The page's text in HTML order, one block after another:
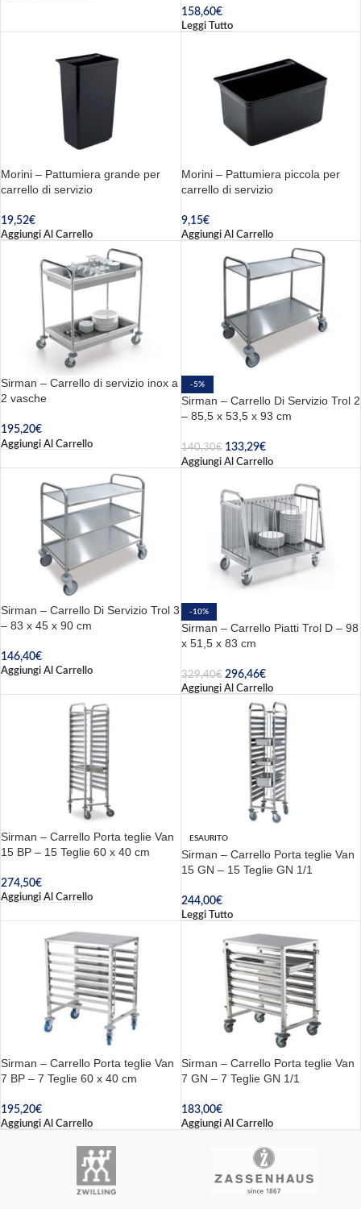
158,60€
Leggi Tutto
Morini – Pattumiera grande per
carrello di servizio
19,52€
Aggiungi Al Carrello
Morini – Pattumiera piccola per
carrello di servizio
9,15€
Aggiungi Al Carrello
Sirman – Carrello di servizio inox a
2 vasche
195,20€
Aggiungi Al Carrello
-5%
Sirman – Carrello Di Servizio Trol 2
– 85,5 x 53,5 x 93 cm
140,30€ 133,29€
Aggiungi Al Carrello
Sirman – Carrello Di Servizio Trol 3
– 83 x 45 x 90 cm
146,40€
Aggiungi Al Carrello
-10%
Sirman – Carrello Piatti Trol D – 98
x 51,5 x 83 cm
329,40€ 296,46€
Aggiungi Al Carrello
Sirman – Carrello Porta teglie Van
15 BP – 15 Teglie 60 x 40 cm
274,50€
Aggiungi Al Carrello
ESAURITO
Sirman – Carrello Porta teglie Van
15 GN – 15 Teglie GN 1/1
244,00€
Leggi Tutto
Sirman – Carrello Porta teglie Van
7 BP – 7 Teglie 60 x 40 cm
195,20€
Aggiungi Al Carrello
Sirman – Carrello Porta teglie Van
7 GN – 7 Teglie GN 1/1
183,00€
Aggiungi Al Carrello